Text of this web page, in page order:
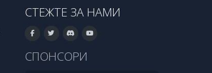
СТЕЖТЕ ЗА НАМИ
СПОНСОРИ